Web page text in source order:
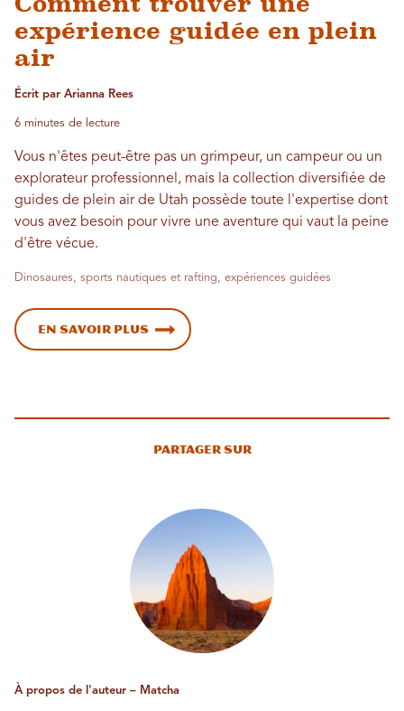
expérience guidée en plein
air
Écrit par Arianna Rees
6 minutes de lecture
Vous n'êtes peut-être pas un grimpeur, un campeur ou un
explorateur professionnel, mais la collection diversifiée de
guides de plein air de Utah possède toute l'expertise dont
vous avez besoin pour vivre une aventure qui vaut la peine
d'être vécue.
Dinosaures, sports nautiques et rafting, expériences guidées
En savoir plus
Partager sur
À propos de l'auteur – Matcha